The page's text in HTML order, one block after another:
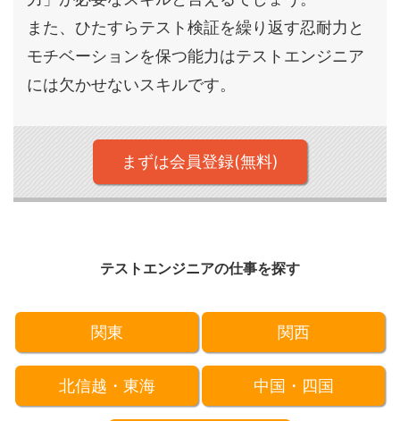
また、ひたすらテスト検証を繰り返す忍耐力と
モチベーションを保つ能力はテストエンジニア
には欠かせないスキルです。
まずは会員登録(無料)
テストエンジニアの仕事を探す
関東 関西
北信越・東海 中国・四国